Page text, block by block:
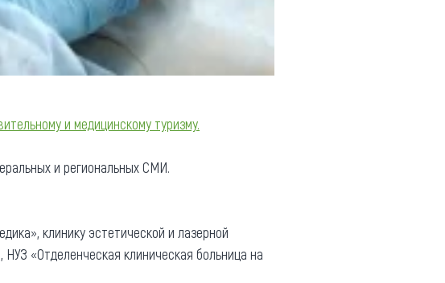
и медицинскому туризму.
и региональных СМИ.
клинику эстетической и лазерной
«Отделенческая клиническая больница на